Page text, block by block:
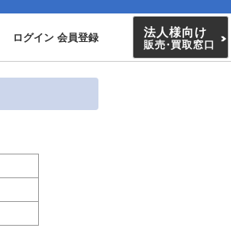
ログイン 会員登録 法人様向け
販売・買取窓口